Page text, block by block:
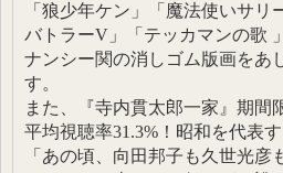
「狼少年ケン」「魔法使いサ
バトラーV」「テッカマンの歌
ナンシー関の消しゴム版画をあ
す。
また、『寺内貫太郎一家』期
平均視聴率31.3%！昭和を代表
「あの頃、向田邦子も久世光